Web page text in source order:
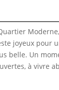
joyeux pour
belle. Un
à vivre